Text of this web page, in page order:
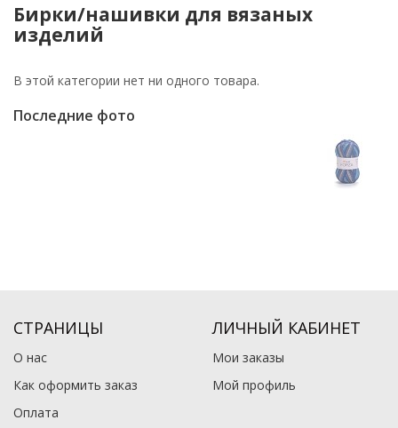
Бирки/нашивки для вязаных
изделий
В этой категории нет ни одного товара.
Последние фото
СТРАНИЦЫ
О нас
Как оформить заказ
Оплата
ЛИЧНЫЙ КАБИНЕТ
Мои заказы
Мой профиль